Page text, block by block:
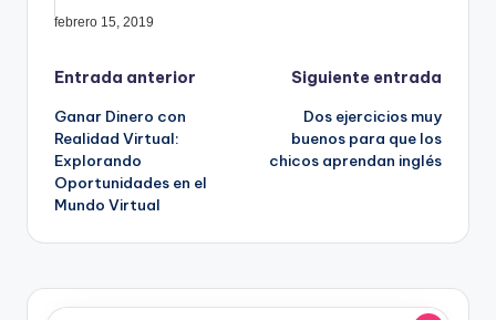
febrero 15, 2019
Navegación
de
entradas
Entrada anterior
Ganar Dinero con
Realidad Virtual:
Explorando
Oportunidades en el
Mundo Virtual
Siguiente entrada
Dos ejercicios muy
buenos para que los
chicos aprendan inglés